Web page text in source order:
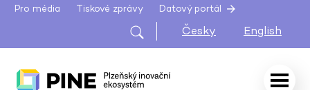
Pro média Tiskové zprávy Datový portál
Česky English